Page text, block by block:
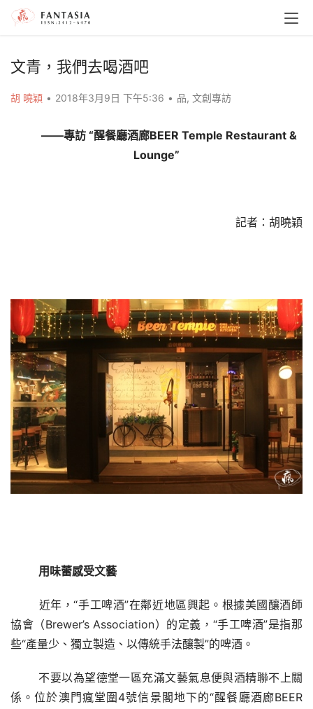
文青，我們去喝酒吧
胡 曉穎 • 2018年3月9日 下午5:36 • 品, 文創專訪
——專訪 “醒餐廳酒廊BEER Temple Restaurant &
Lounge”
記者：胡曉穎
用味蕾感受文藝
近年，“手工啤酒”在鄰近地區興起。根據美國釀酒師
協會（Brewer’s Association）的定義，“手工啤酒”是指那
些“產量少、獨立製造、以傳統手法釀製”的啤酒。
不要以為望德堂一區充滿文藝氣息便與酒精聯不上關
係。位於澳門瘋堂圍 4號信景閣地下的“醒餐廳酒廊BEER